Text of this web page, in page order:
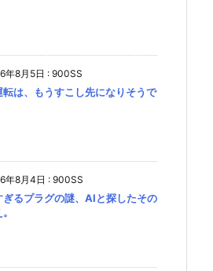
年8月5日 : 900SS
転は、もうすこし先になりそうで
年8月4日 : 900SS
ぎるプラグの謎、AIと探したその